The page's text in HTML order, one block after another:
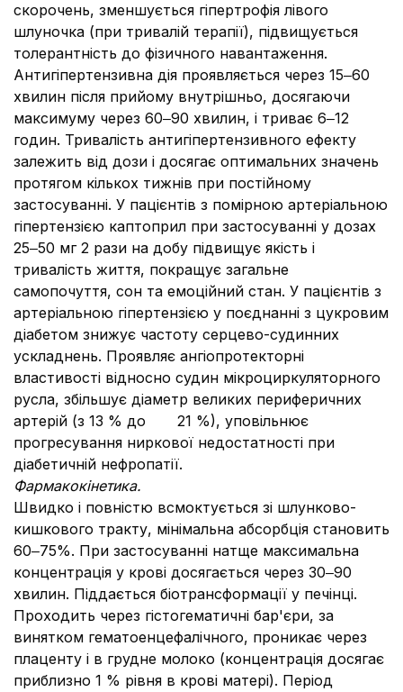
скорочень, зменшується гіпертрофія лівого
шлуночка (при тривалій терапії), підвищується
толерантність до фізичного навантаження.
Антигіпертензивна дія проявляється через 15‒60
хвилин після прийому внутрішньо, досягаючи
максимуму через 60‒90 хвилин, і триває 6‒12
годин. Тривалість антигіпертензивного ефекту
залежить від дози і досягає оптимальних значень
протягом кількох тижнів при постійному
застосуванні. У пацієнтів з помірною артеріальною
гіпертензією каптоприл при застосуванні у дозах
25‒50 мг 2 рази на добу підвищує якість і
тривалість життя, покращує загальне
самопочуття, сон та емоційний стан. У пацієнтів з
артеріальною гіпертензією у поєднанні з цукровим
діабетом знижує частоту серцево-судинних
ускладнень. Проявляє ангіопротекторні
властивості відносно судин мікроциркуляторного
русла, збільшує діаметр великих периферичних
артерій (з 13 % до 21 %), уповільнює
прогресування ниркової недостатності при
діабетичній нефропатії.
Фармакокінетика.
Швидко і повністю всмоктується зі шлунково-
кишкового тракту, мінімальна абсорбція становить
60‒75%. При застосуванні натще максимальна
концентрація у крові досягається через 30‒90
хвилин. Піддається біотрансформації у печінці.
Проходить через гістогематичні бар'єри, за
винятком гематоенцефалічного, проникає через
плаценту і в грудне молоко (концентрація досягає
приблизно 1 % рівня в крові матері). Період